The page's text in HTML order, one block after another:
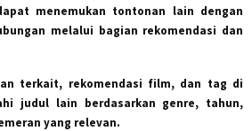
menemukan tontonan lain dengan
melalui bagian rekomendasi dan
terkait, rekomendasi film, dan tag di
judul lain berdasarkan genre, tahun,
yang relevan.